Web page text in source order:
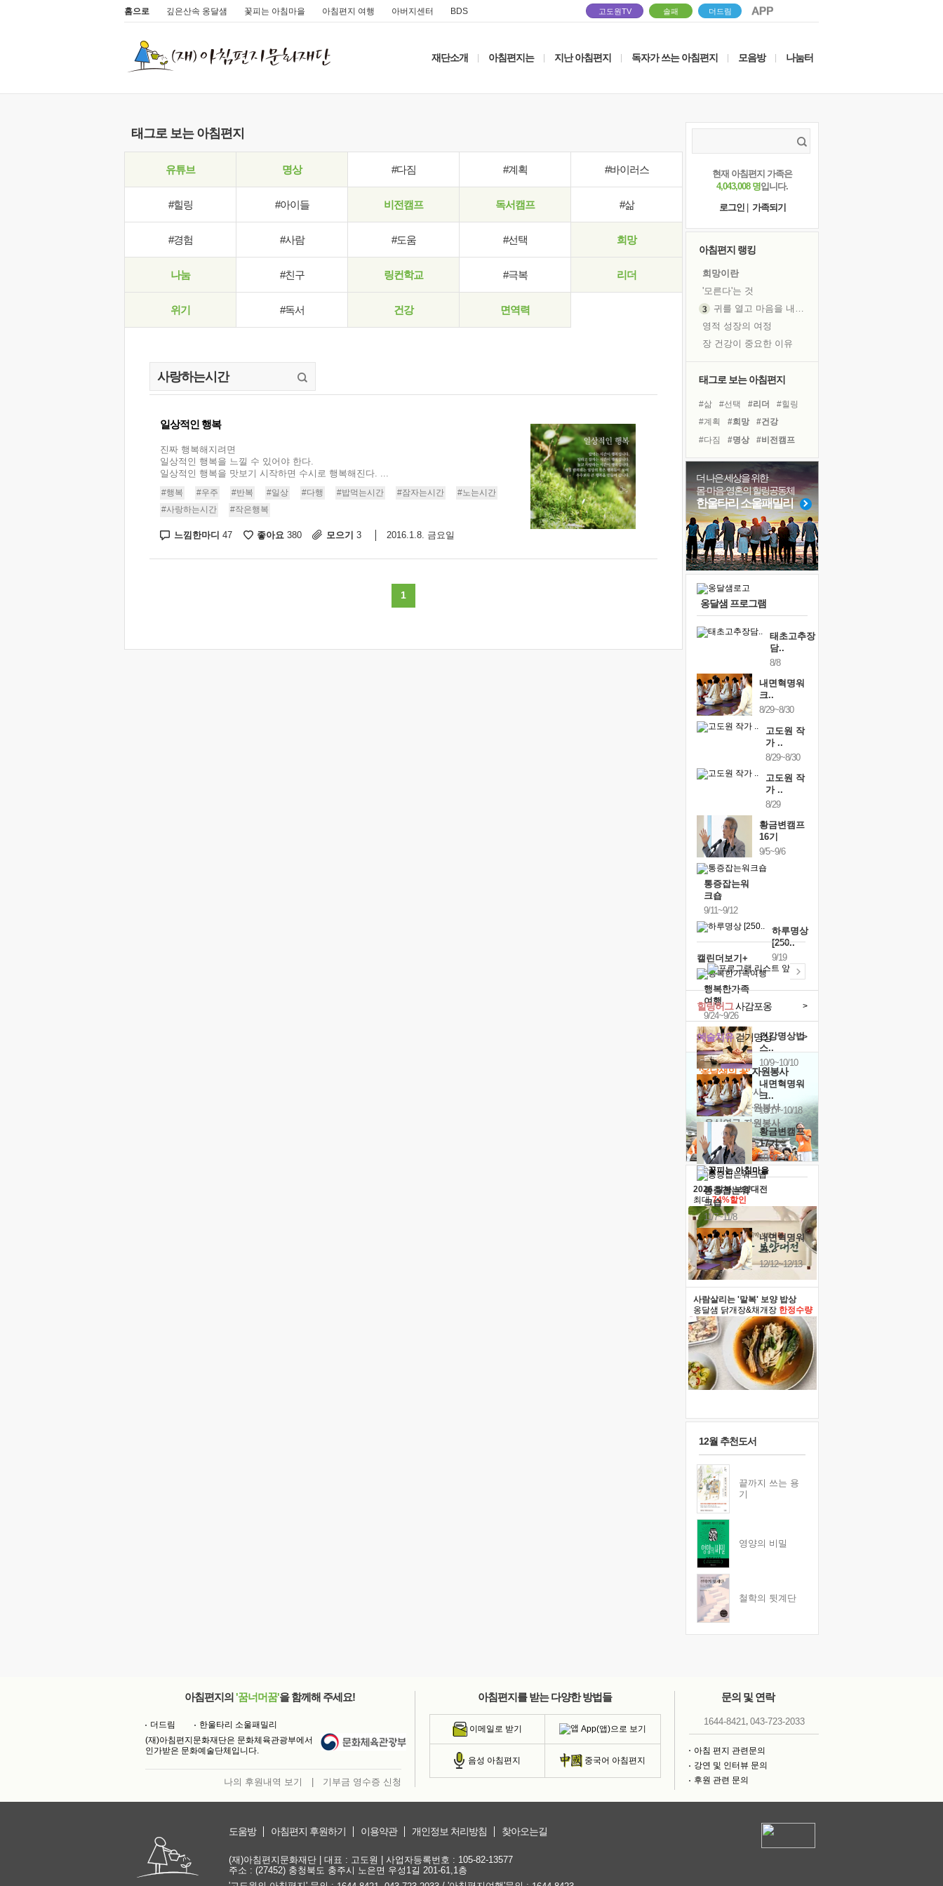
홈으로 깊은산속 옹달샘 꽃피는 아침마을 아침편지 여행 아버지센터 BDS 고도원TV 솔패 더드림
재단소개 아침편지는 지난 아침편지 독자가 쓰는 아침편지 모음방 나눔터
태그로 보는 아침편지
유튜브 명상 #다짐 #계획 #바이러스
#힐링 #아이들 비전캠프 독서캠프 #삶
#경험 #사람 #도움 #선택 희망
나눔 #친구 링컨학교 #극복 리더
위기 #독서 건강 면역력
일상적인 행복
진짜 행복해지려면
일상적인 행복을 느낄 수 있어야 한다.
일상적인 행복을 맛보기 시작하면 수시로 행복해진다. ...
#행복 #우주 #반복 #일상 #다행 #밥먹는시간 #잠자는시간
#노는시간
#사랑하는시간
#작은행복
느낌한마디 47 좋아요 380 모으기 3 2016.1.8. 금요일
1
현재 아침편지 가족은
4,043,008 명입니다.
로그인
가족되기
아침편지 랭킹
희망이란
'모른다'는 것
귀를 열고 마음을 내어주고
영적 성장의 여정
장 건강이 중요한 이유
꿈이 실제가 되는 것
'말 타는 법'을 먼저
졸업식 사진을 보며
극심한 변비, 어깨결림, 수면 장애
아픈 아버지를 위한 공간 설계
보고 싶은 어머니
유년 시절의 부산 영도 바다
못된 꼰대들
거울 속의 나
태그로 보는 아침편지
#삶 #선택 #리더
#힐링
#계획
#희망
#건강
#다짐
#명상
#비전캠프
#극복
#독서
#유튜브
#친구
#위기
#도움
#경험
#독서캠프
#바이러스
#링컨학교
#나눔
더 나은 세상을 위한
몸·마음·영혼의 힐링공동체
한울타리 소울패밀리
옹달샘 프로그램
태초고추장
담..
8/8
내면혁명워
크..
8/29~8/30
고도원 작
가 ..
8/29~8/30
고도원 작
가 ..
8/29
황금변캠프
16기
9/5~9/6
통증잡는워
크숍
9/11~9/12
하루명상
[250..
9/19
행복한가족
여행
9/24~9/26
건강명상법
스..
10/9~10/10
내면혁명워
크..
10/17~10/18
황금변캠프
17기
10/30~10/31
통증잡는워
크숍
11/7~11/8
내면혁명워
크..
12/12~12/13
캘린더보기+
예술치유걷기명상 >
힐링허그사감포옹 >
'옹달샘의 꽃'자원봉사
· 청년 자원봉사
· 금빛청년 자원봉사
· 음식연구 자원봉사
2026 말복 보양대전
최대74%할인
사람살리는 '말복' 보양 밥상
옹달샘 닭개장&채개장 한정수량
12월 추천도서
끝까지 쓰는 용
기
영양의 비밀
철학의 뒷계단
아침편지의 '꿈너머꿈'을 함께해 주세요!
더드림
한울타리 소울패밀리
(재)아침편지문화재단은 문화체육관광부에서
인가받은 문화예술단체입니다.
나의 후원내역 보기 기부금 영수증 신청
아침편지를 받는 다양한 방법들
이메일로 받기 App(앱)으로 보기
음성 아침편지 중국어 아침편지
문의 및 연락
1644-8421, 043-723-2033
아침 편지 관련문의
강연 및 인터뷰 문의
후원 관련 문의
도움방 아침편지 후원하기 이용약관 개인정보 처리방침 찾아오는길
(재)아침편지문화재단 | 대표 : 고도원 | 사업자등록번호 : 105-82-13577
주소 : (27452) 충청북도 충주시 노은면 우성1길 201-61,1층